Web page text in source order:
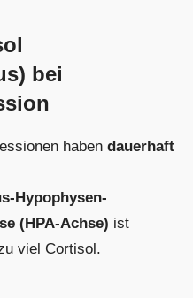
bei
habendauerhaft
Hypophysen-
(HPA-Achse) ist
viel Cortisol.